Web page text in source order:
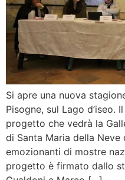
Si apre una nuova
Pisogne, sul Lago d’iseo.
progetto che vedrà la
di Santa Maria della Neve
emozionanti di mostre
progetto è firmato dallo